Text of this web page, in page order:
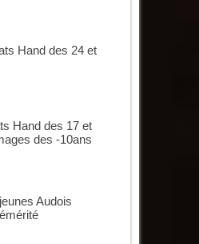
Hand des 24 et
Hand des 17 et
des -10ans
Audois